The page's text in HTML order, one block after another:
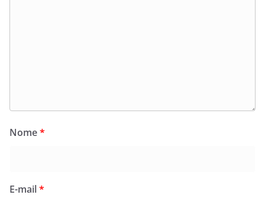
Nome*
E-mail*